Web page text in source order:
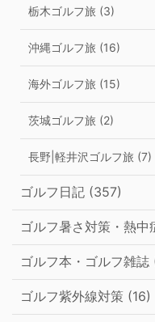
栃木ゴルフ旅 (3)
沖縄ゴルフ旅 (16)
海外ゴルフ旅 (15)
茨城ゴルフ旅 (2)
長野|軽井沢ゴルフ旅 (7)
ゴルフ日記 (357)
ゴルフ暑さ対策・熱中
ゴルフ本・ゴルフ雑誌
ゴルフ紫外線対策 (16)